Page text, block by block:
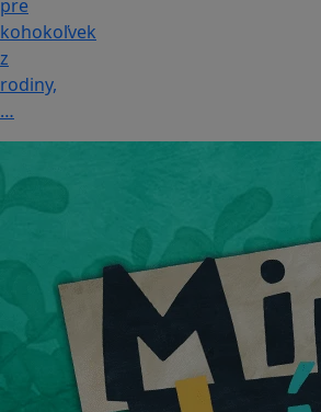
pre
kohokoľvek
z
rodiny,
…